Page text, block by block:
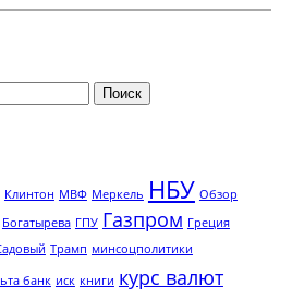
Клинтон МВФ Меркель НБУ Обзор
Богатырева ГПУ Газпром Греция
Трамп минсоцполитики
банк иск книги курс валют